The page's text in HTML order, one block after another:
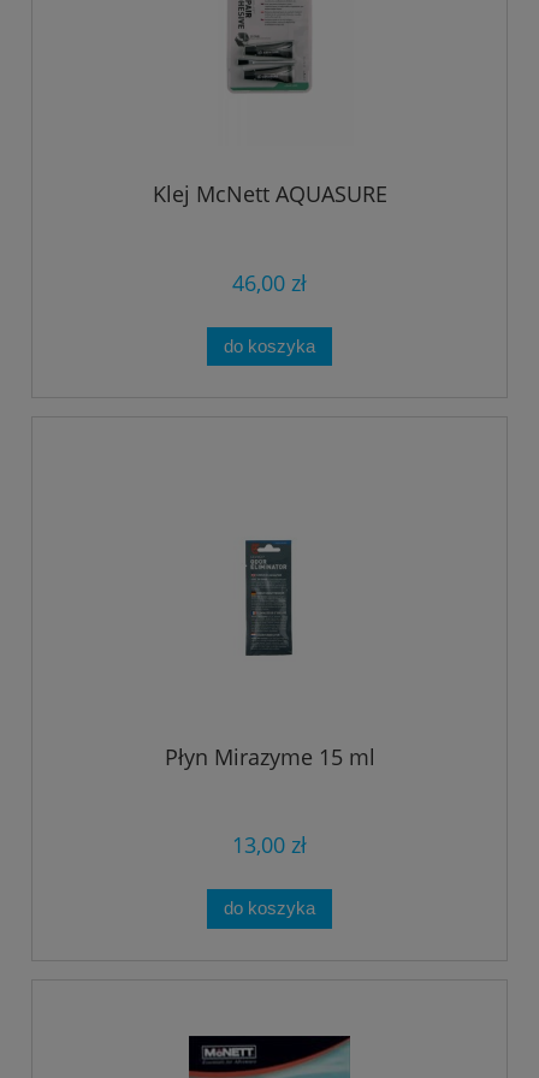
Klej McNett AQUASURE
46,00 zł
do koszyka
Płyn Mirazyme 15 ml
13,00 zł
do koszyka